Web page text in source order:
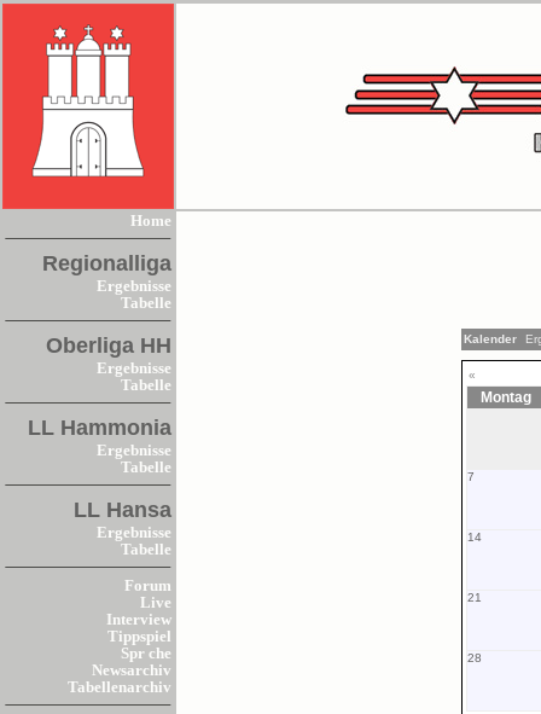
Home
Regionalliga
Ergebnisse
Tabelle
Oberliga HH
Ergebnisse
Tabelle
LL Hammonia
Ergebnisse
Tabelle
LL Hansa
Ergebnisse
Tabelle
Forum
Live
Interview
Tippspiel
Spr che
Newsarchiv
Tabellenarchiv
Kalender
«
Montag
7
14
21
28